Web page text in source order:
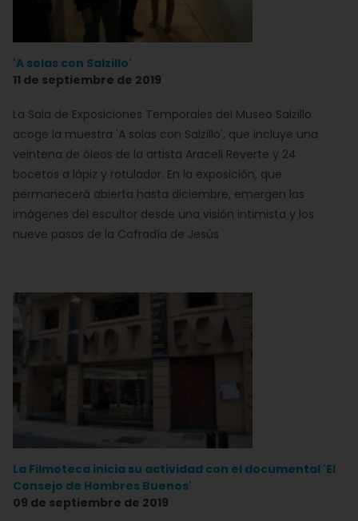
'A solas con Salzillo'
11 de septiembre de 2019
La Sala de Exposiciones Temporales del Museo Salzillo
acoge la muestra 'A solas con Salzillo', que incluye una
veintena de óleos de la artista Araceli Reverte y 24
bocetos a lápiz y rotulador. En la exposición, que
permanecerá abierta hasta diciembre, emergen las
imágenes del escultor desde una visión intimista y los
nueve pasos de la Cofradía de Jesús
La Filmoteca inicia su actividad con el documental 'El
Consejo de Hombres Buenos'
09 de septiembre de 2019